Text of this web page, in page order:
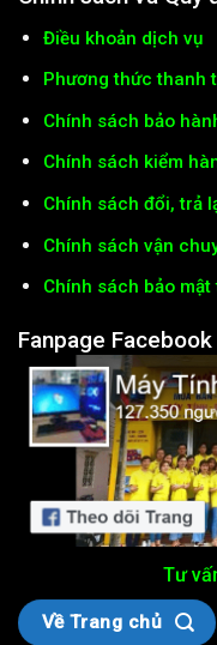
Điều khoản dịch vụ
Phương thức thanh
Chính sách bảo
Chính sách kiểm
Chính sách đổi, trả
Chính sách vận
Chính sách bảo
Fanpage Facebook
Tư
Về Trang chủ